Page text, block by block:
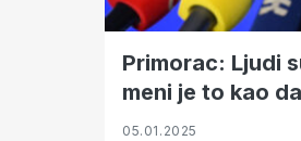
Primorac: Ljudi
meni je to kao
05.01.2025